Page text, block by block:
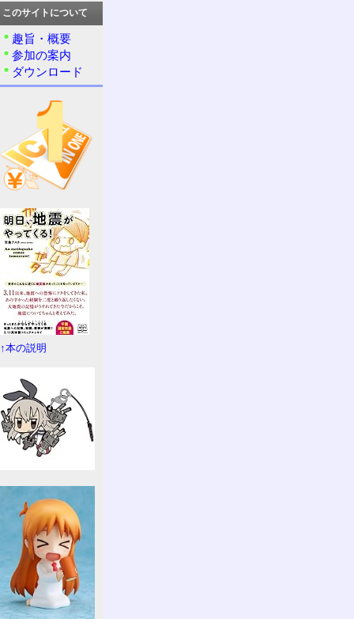
このサイトについて
趣旨・概要
参加の案内
ダウンロード
↑本の説明